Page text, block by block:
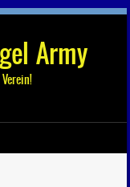
Army